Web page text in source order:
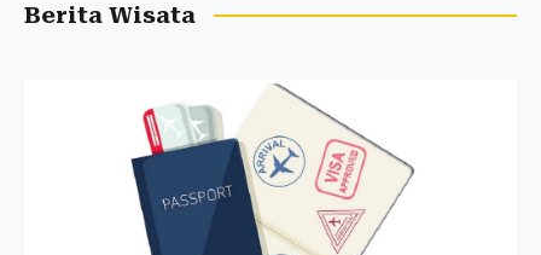
Berita Wisata